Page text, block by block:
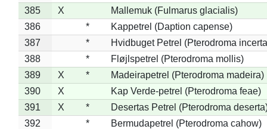
385
X
Mallemuk (Fulmarus glacialis)
386
*
Kappetrel (Daption capense)
387
*
Hvidbuget Petrel (Pterodroma
388
*
Fløjlspetrel (Pterodroma mollis)
389
X *
Madeirapetrel (Pterodroma madeira)
390
X
Kap Verde-petrel (Pterodroma feae)
391
X *
Desertas Petrel (Pterodroma
392
*
Bermudapetrel (Pterodroma cahow)